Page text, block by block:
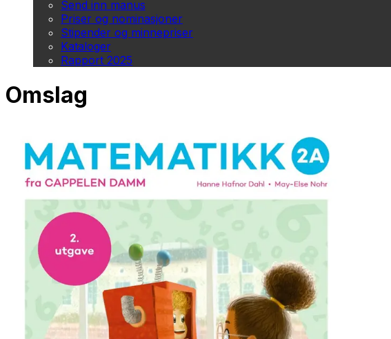
Send inn manus
Priser og nominasjoner
Stipender og minnepriser
Kataloger
Rapport 2025
Omslag